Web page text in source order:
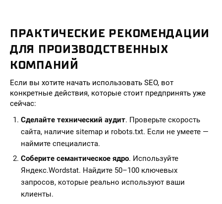
ПРАКТИЧЕСКИЕ РЕКОМЕНДАЦИИ
ДЛЯ ПРОИЗВОДСТВЕННЫХ
КОМПАНИЙ
Если вы хотите начать использовать SEO, вот
конкретные действия, которые стоит предпринять уже
сейчас:
Сделайте технический аудит. Проверьте скорость
сайта, наличие sitemap и robots.txt. Если не умеете —
наймите специалиста.
Соберите семантическое ядро. Используйте
Яндекс.Wordstat. Найдите 50–100 ключевых
запросов, которые реально используют ваши
клиенты.